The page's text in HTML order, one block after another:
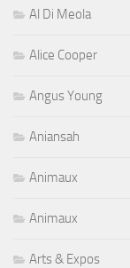
Al Di Meola
Alice Cooper
Angus Young
Aniansah
Animaux
Animaux
Arts & Expos